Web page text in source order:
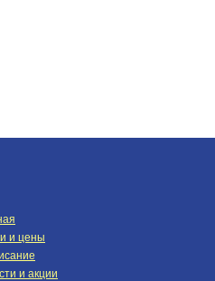
и цены
и акции